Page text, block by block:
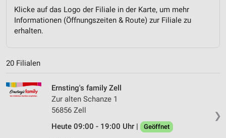
Klicke auf das Logo der Filiale in der Karte, um mehr
Informationen (Öffnungszeiten & Route) zur Filiale zu
erhalten.
20 Filialen
❯
Ernsting's family Zell
Zur alten Schanze 1
56856 Zell
Heute 09:00 - 19:00 Uhr |
Geöffnet